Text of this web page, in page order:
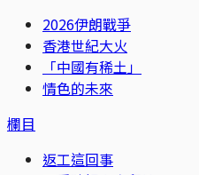
2026伊朗戰爭
香港世紀大火
「中國有稀土」
情色的未來
欄目
返工這回事